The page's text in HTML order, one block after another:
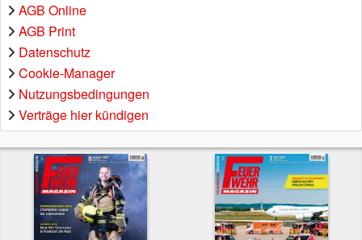
AGB Online
AGB Print
Datenschutz
Cookie-Manager
Nutzungsbedingungen
Verträge hier kündigen